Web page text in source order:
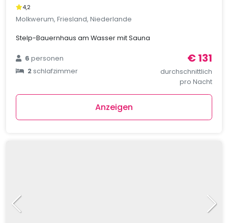
4,2
Molkwerum, Friesland, Niederlande
Stelp-Bauernhaus am Wasser mit Sauna
6personen
2schlafzimmer
€ 131
durchschnittlich
pro Nacht
Anzeigen